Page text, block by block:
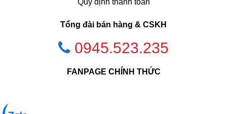
Tổng đài bán hàng & CSKH
0945.523.235
FANPAGE CHÍNH THỨC